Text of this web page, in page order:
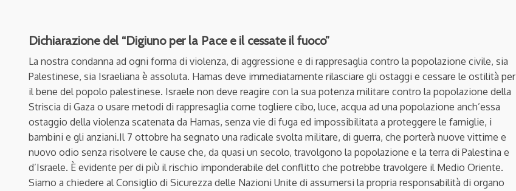
Dichiarazione del “Digiuno per la Pace e il cessate il fuoco”
La nostra condanna ad ogni forma di violenza, di aggressione e di rappresaglia contro la popolazione civile, sia
Palestinese, sia Israeliana è assoluta. Hamas deve immediatamente rilasciare gli ostaggi e cessare le ostilità per
il bene del popolo palestinese. Israele non deve reagire con la sua potenza militare contro la popolazione della
Striscia di Gaza o usare metodi di rappresaglia come togliere cibo, luce, acqua ad una popolazione anch’essa
ostaggio della violenza scatenata da Hamas, senza vie di fuga ed impossibilitata a proteggere le famiglie, i
bambini e gli anziani.Il 7 ottobre ha segnato una radicale svolta militare, di guerra, che porterà nuove vittime e
nuovo odio senza risolvere le cause che, da quasi un secolo, travolgono la popolazione e la terra di Palestina e
d’Israele. È evidente per di più il rischio imponderabile del conflitto che potrebbe travolgere il Medio Oriente.
Siamo a chiedere al Consiglio di Sicurezza delle Nazioni Unite di assumersi la propria responsabilità di organo